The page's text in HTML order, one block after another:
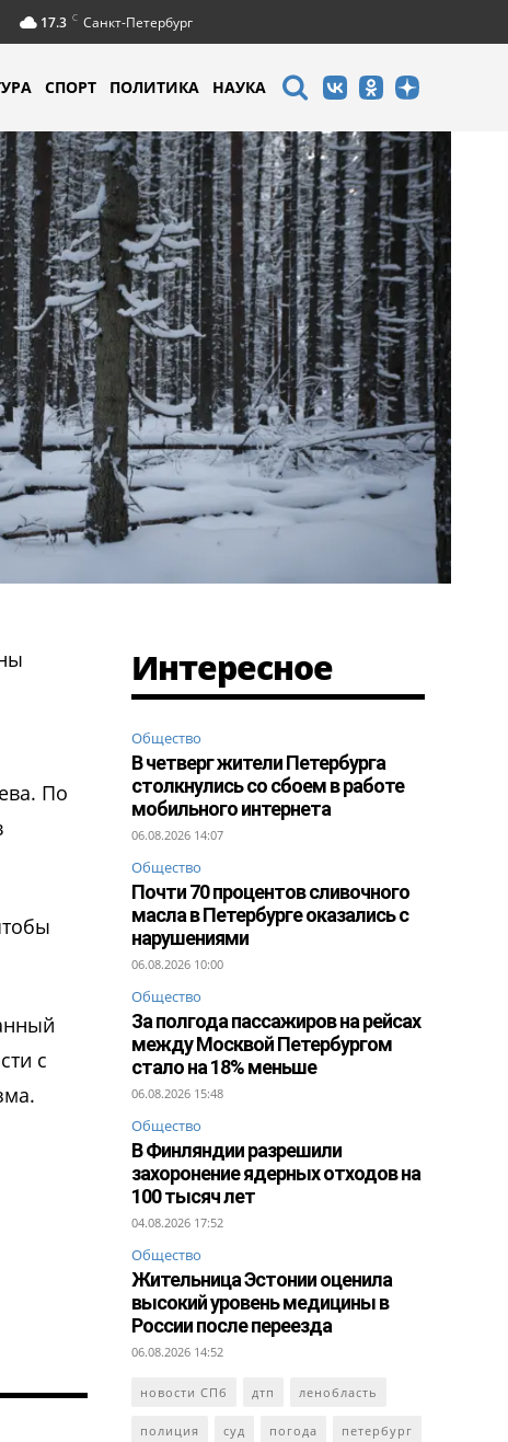
17.3 C Санкт-Петербург
СПОРТ ПОЛИТИКА НАУКА
По
с
Интересное
Общество
В четверг жители Петербурга
столкнулись со сбоем в работе
мобильного интернета
06.08.2026 14:07
Общество
Почти 70 процентов сливочного
масла в Петербурге оказались с
нарушениями
06.08.2026 10:00
Общество
За полгода пассажиров на рейсах
между Москвой Петербургом
стало на 18% меньше
06.08.2026 15:48
Общество
В Финляндии разрешили
захоронение ядерных отходов на
100 тысяч лет
04.08.2026 17:52
Общество
Жительница Эстонии оценила
высокий уровень медицины в
России после переезда
06.08.2026 14:52
новости СПб дтп ленобласть
полиция суд погода петербург